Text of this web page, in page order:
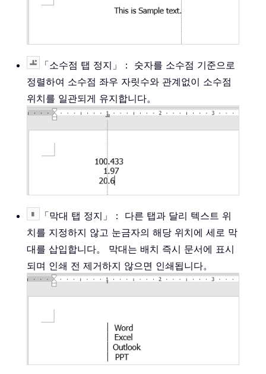
「소수점 탭 정지」： 숫자를 소수점 기준으로
정렬하여 소수점 좌우 자릿수와 관계없이 소수점
위치를 일관되게 유지합니다。
「막대 탭 정지」： 다른 탭과 달리 텍스트 위
치를 지정하지 않고 눈금자의 해당 위치에 세로 막
대를 삽입합니다。 막대는 배치 즉시 문서에 표시
되며 인쇄 전 제거하지 않으면 인쇄됩니다。